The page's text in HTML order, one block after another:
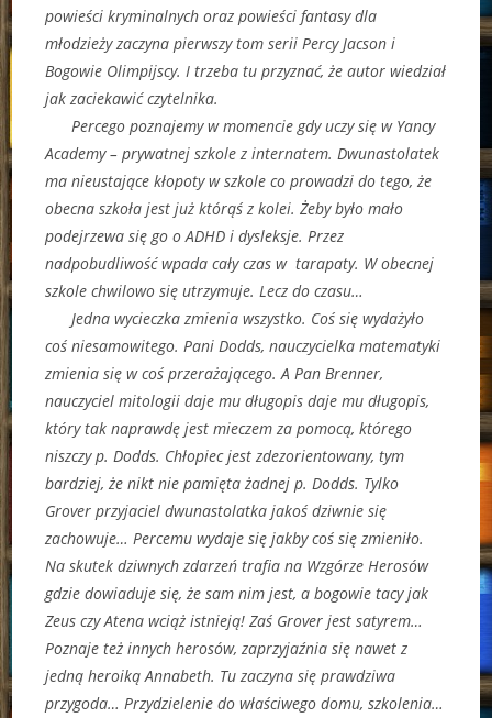
powieści kryminalnych oraz powieści fantasy dla
młodzieży zaczyna pierwszy tom serii Percy Jacson i
Bogowie Olimpijscy. I trzeba tu przyznać, że autor wiedział
jak zaciekawić czytelnika.
Percego poznajemy w momencie gdy uczy się w Yancy
Academy – prywatnej szkole z internatem. Dwunastolatek
ma nieustające kłopoty w szkole co prowadzi do tego, że
obecna szkoła jest już którąś z kolei. Żeby było mało
podejrzewa się go o ADHD i dysleksje. Przez
nadpobudliwość wpada cały czas w tarapaty. W obecnej
szkole chwilowo się utrzymuje. Lecz do czasu…
Jedna wycieczka zmienia wszystko. Coś się wydażyło
coś niesamowitego. Pani Dodds, nauczycielka matematyki
zmienia się w coś przerażającego. A Pan Brenner,
nauczyciel mitologii daje mu długopis daje mu długopis,
który tak naprawdę jest mieczem za pomocą, którego
niszczy p. Dodds. Chłopiec jest zdezorientowany, tym
bardziej, że nikt nie pamięta żadnej p. Dodds. Tylko
Grover przyjaciel dwunastolatka jakoś dziwnie się
zachowuje… Percemu wydaje się jakby coś się zmieniło.
Na skutek dziwnych zdarzeń trafia na Wzgórze Herosów
gdzie dowiaduje się, że sam nim jest, a bogowie tacy jak
Zeus czy Atena wciąż istnieją! Zaś Grover jest satyrem…
Poznaje też innych herosów, zaprzyjaźnia się nawet z
jedną heroiką Annabeth. Tu zaczyna się prawdziwa
przygoda… Przydzielenie do właściwego domu, szkolenia…